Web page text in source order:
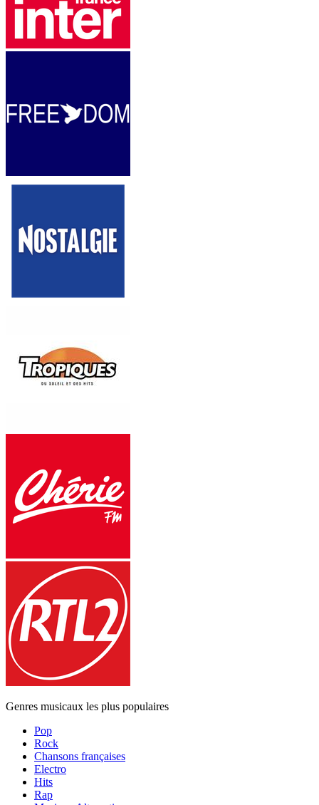
Genres musicaux les plus populaires
Pop
Rock
Chansons françaises
Electro
Hits
Rap